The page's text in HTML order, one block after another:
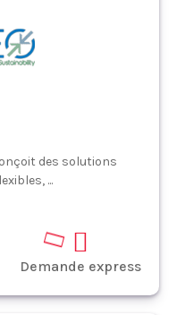
des solutions
...
Demande express